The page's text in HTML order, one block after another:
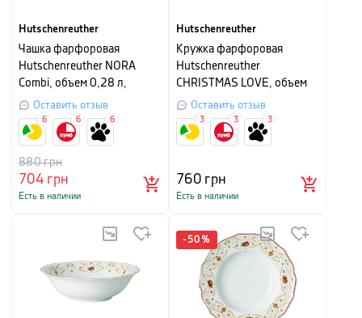
Hutschenreuther
Чашка фарфоровая
Hutschenreuther NORA
Combi, объем 0,28 л,
белый с рисунком
Оставить отзыв
704грн
880грн
Есть в наличии
6 6 6
Hutschenreuther
Кружка фарфоровая
Hutschenreuther
CHRISTMAS LOVE, объем
0,4 л, белый с бежевым
Оставить отзыв
760грн
Есть в наличии
3 3 3
-50 %